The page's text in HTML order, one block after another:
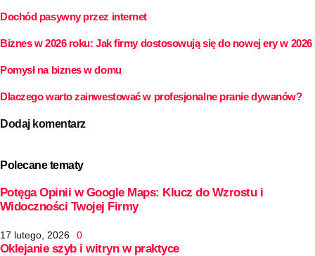
Dochód pasywny przez internet
Biznes w 2026 roku: Jak firmy dostosowują się do nowej ery w 2026
Pomysł na biznes w domu
Dlaczego warto zainwestować w profesjonalne pranie dywanów?
Dodaj komentarz
Polecane tematy
Potęga Opinii w Google Maps: Klucz do Wzrostu i
Widoczności Twojej Firmy
17 lutego, 2026 0
Oklejanie szyb i witryn w praktyce